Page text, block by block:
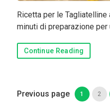
Ricetta per le
minuti di preparazione
Continue Reading
Previous page 1 2